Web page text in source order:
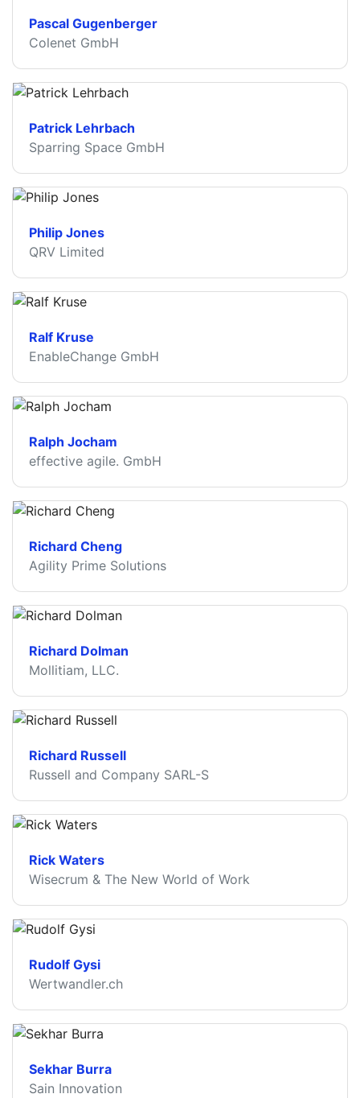
Pascal Gugenberger
Colenet GmbH
Patrick Lehrbach
Sparring Space GmbH
Philip Jones
QRV Limited
Ralf Kruse
EnableChange GmbH
Ralph Jocham
effective agile. GmbH
Richard Cheng
Agility Prime Solutions
Richard Dolman
Mollitiam, LLC.
Richard Russell
Russell and Company SARL-S
Rick Waters
Wisecrum & The New World of Work
Rudolf Gysi
Wertwandler.ch
Sekhar Burra
Sain Innovation